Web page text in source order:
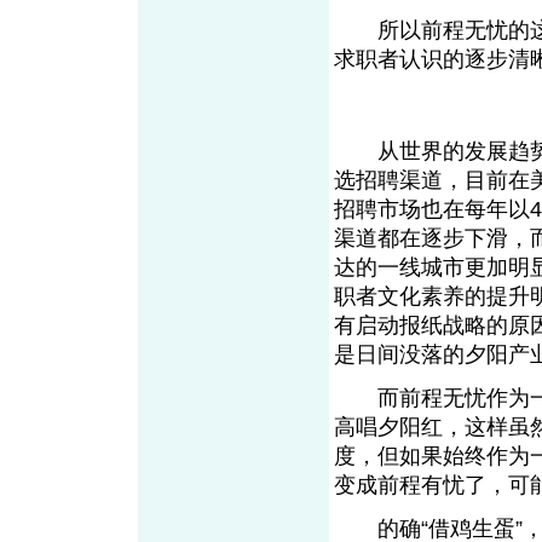
所以前程无忧的这
求职者认识的逐步清
从世界的发展趋势
选招聘渠道，目前在
招聘市场也在每年以
渠道都在逐步下滑，
达的一线城市更加明
职者文化素养的提升
有启动报纸战略的原
是日间没落的夕
而前程无忧作为一
高唱夕阳红，这样虽
度，但如果始终作为
变成前程有忧了，
的确“借鸡生蛋”，